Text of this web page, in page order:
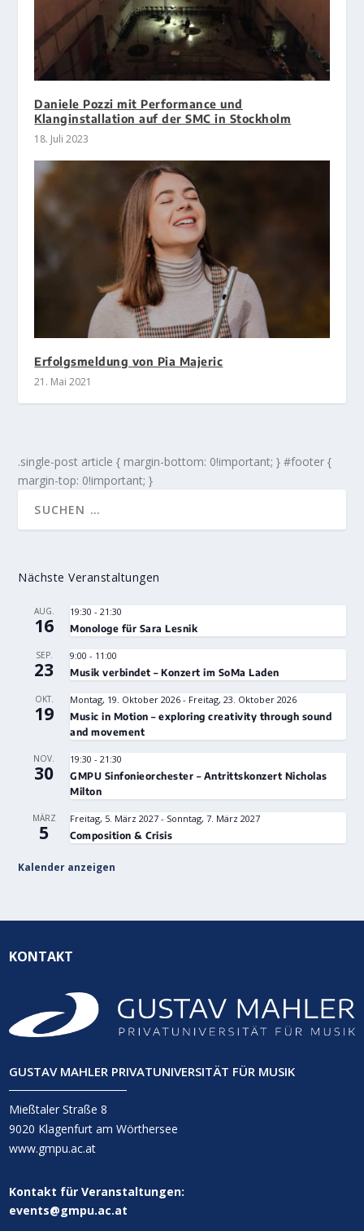
Daniele Pozzi mit Performance und
Klanginstallation auf der SMC in Stockholm
18. Juli 2023
Erfolgsmeldung von Pia Majeric
21. Mai 2021
.single-post article { margin-bottom: 0!important; } #footer {
margin-top: 0!important; }
Nächste Veranstaltungen
AUG.
16
19:30 -21:30
Monologe für Sara Lesnik
SEP.
23
9:00 - 11:00
Musik verbindet – Konzert im SoMa Laden
OKT.
19
Montag, 19. Oktober 2026 - Freitag, 23. Oktober 2026
Music in Motion – exploring creativity through sound
and movement
NOV.
30
19:30 -21:30
GMPU Sinfonieorchester – Antrittskonzert Nicholas
Milton
MÄRZ
5
Freitag, 5. März 2027 - Sonntag, 7. März 2027
Composition & Crisis
Kalender anzeigen
KONTAKT
GUSTAV MAHLER PRIVATUNIVERSITÄT FÜR MUSIK
Mießtaler Straße 8
9020 Klagenfurt am Wörthersee
www.gmpu.ac.at
Kontakt für Veranstaltungen:
events@gmpu.ac.at